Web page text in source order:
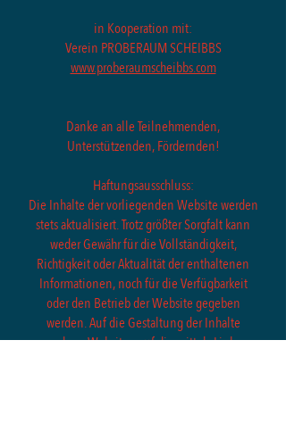
in Kooperation mit:
Verein PROBERAUM SCHEIBBS
www.proberaumscheibbs.com
Danke an alle Teilnehmenden,
Unterstützenden, Fördernden!
Haftungsausschluss:
Die Inhalte der vorliegenden Website werden
stets aktualisiert. Trotz größter Sorgfalt kann
weder Gewähr für die Vollständigkeit,
Richtigkeit oder Aktualität der enthaltenen
Informationen, noch für die Verfügbarkeit
oder den Betrieb der Website gegeben
werden. Auf die Gestaltung der Inhalte
anderer Websites, auf die mittels Links